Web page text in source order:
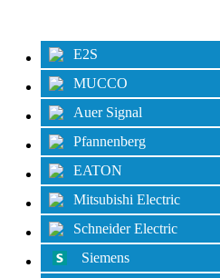
E2S
MUCCO
Auer Signal
Pfannenberg
EATON
Mitsubishi Electric
Schneider Electric
Siemens